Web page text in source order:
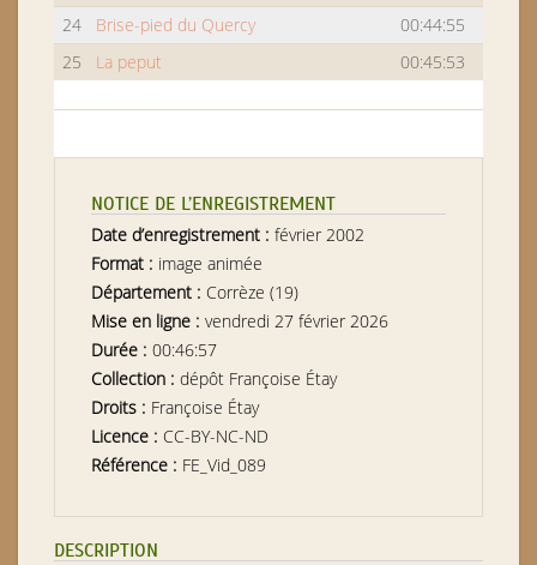
24
Brise-pied du Quercy
00:44:55
25
La peput 00:45:53
NOTICE DE L’ENREGISTREMENT
Date d’enregistrement : février 2002
Format : image animée
Département : Corrèze (19)
Mise en ligne : vendredi 27 février 2026
Durée : 00:46:57
Collection : dépôt Françoise Étay
Droits : Françoise Étay
Licence : CC-BY-NC-ND
Référence : FE_Vid_089
DESCRIPTION